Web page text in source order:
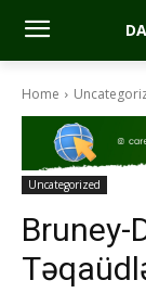
Home
Uncategorized
Bruney-